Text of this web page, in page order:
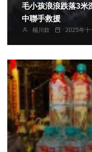
毛小孩浪浪跌落3米
中聯手救援
楊川欽 2025年十